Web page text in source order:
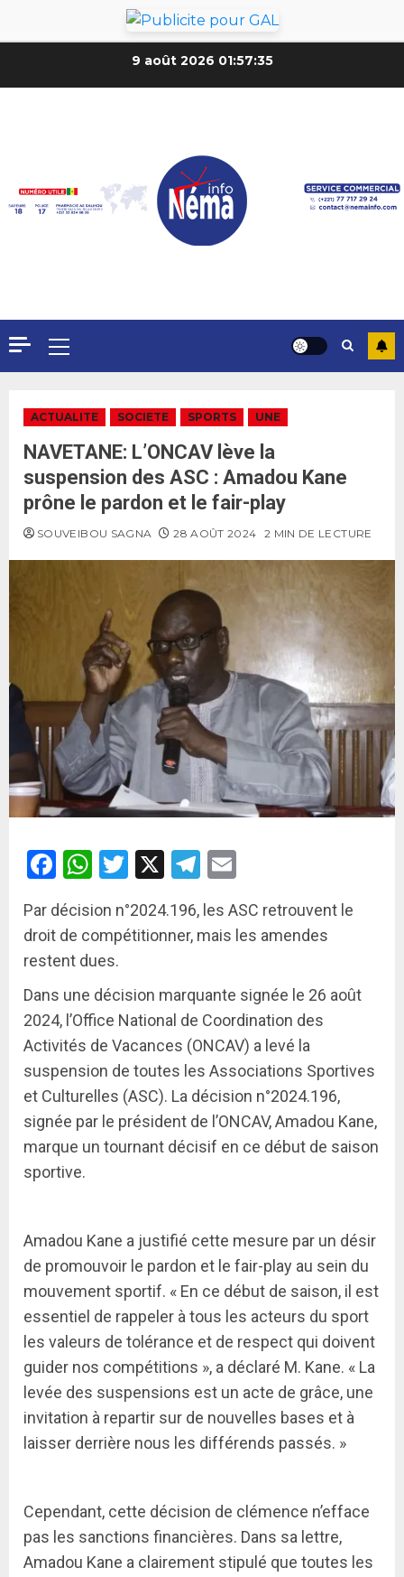
9 août 2026 01:57:37
ACTUALITE SOCIETE SPORTS UNE
NAVETANE: L’ONCAV lève la
suspension des ASC : Amadou Kane
prône le pardon et le fair-play
SOUVEIBOU SAGNA 28 AOÛT 2024 2 MIN DE LECTURE
Facebook
WhatsApp
Twitter
X Telegram
Par décision n°2024.196, les ASC retrouvent le
droit de compétitionner, mais les amendes
restent dues.
Dans une décision marquante signée le 26 août
2024, l’Office National de Coordination des
Activités de Vacances (ONCAV) a levé la
suspension de toutes les Associations Sportives
et Culturelles (ASC). La décision n°2024.196,
signée par le président de l’ONCAV, Amadou Kane,
marque un tournant décisif en ce début de saison
sportive.
Amadou Kane a justifié cette mesure par un désir
de promouvoir le pardon et le fair-play au sein du
mouvement sportif. « En ce début de saison, il est
essentiel de rappeler à tous les acteurs du sport
les valeurs de tolérance et de respect qui doivent
guider nos compétitions », a déclaré M. Kane. « La
levée des suspensions est un acte de grâce, une
invitation à repartir sur de nouvelles bases et à
laisser derrière nous les différends passés. »
Cependant, cette décision de clémence n’efface
pas les sanctions financières. Dans sa lettre,
Amadou Kane a clairement stipulé que toutes les